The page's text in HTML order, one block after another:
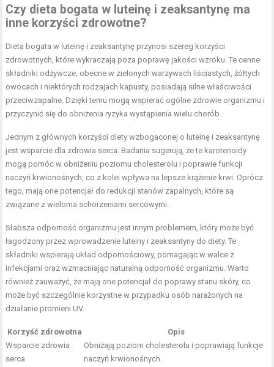
Czy dieta bogata w luteinę i zeaksantynę ma
inne korzyści zdrowotne?
Dieta bogata w luteinę i zeaksantynę przynosi szereg korzyści
zdrowotnych, które wykraczają poza poprawę jakości wzroku. Te cenne
składniki odżywcze, obecne w zielonych warzywach liściastych, żółtych
owocach i niektórych rodzajach kapusty, posiadają silne właściwości
przeciwzapalne. Dzięki temu mogą wspierać ogólne zdrowie organizmu i
przyczynić się do obniżenia ryzyka wystąpienia wielu chorób.
Jednym z głównych korzyści diety wzbogaconej o luteinę i zeaksantynę
jest wsparcie dla zdrowia serca. Badania sugerują, że te karotenoidy
mogą pomóc w obniżeniu poziomu cholesterolu i poprawie funkcji
naczyń krwionośnych, co z kolei wpływa na lepsze krążenie krwi. Oprócz
tego, mają one potencjał do redukcji stanów zapalnych, które są
związane z wieloma schorzeniami sercowymi.
Słabsza odporność organizmu jest innym problemem, który może być
łagodzony przez wprowadzenie luteiny i zeaksantyny do diety. Te
składniki wspierają układ odpornościowy, pomagając w walce z
infekcjami oraz wzmacniając naturalną odporność organizmu. Warto
również zauważyć, że mają one potencjał do poprawy stanu skóry, co
może być szczególnie korzystne w przypadku osób narażonych na
działanie promieni UV.
Korzyść zdrowotna
Opis
Wsparcie zdrowia
serca
Obniżają poziom cholesterolu i poprawiają funkcje
naczyń krwionośnych.